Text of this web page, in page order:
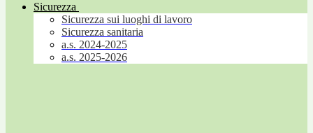
Sicurezza
Sicurezza sui luoghi di lavoro
Sicurezza sanitaria
a.s. 2024-2025
a.s. 2025-2026